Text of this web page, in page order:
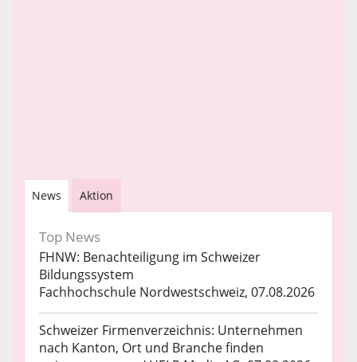
News Aktion
Top News
FHNW: Benachteiligung im Schweizer
Bildungssystem
Fachhochschule Nordwestschweiz, 07.08.2026
Schweizer Firmenverzeichnis: Unternehmen
nach Kanton, Ort und Branche finden